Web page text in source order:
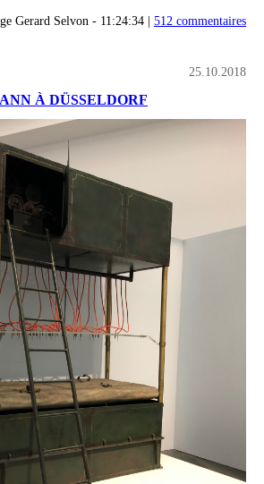
Gerard Selvon - 11:24:34 | 512 commentaires
25.10.2018
À DÜSSELDORF